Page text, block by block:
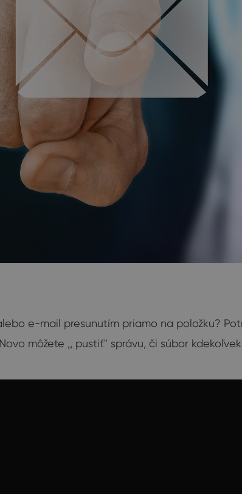
e-mail presunutím priamo na položku?
môžete ,, pustiť" správu, či súbor